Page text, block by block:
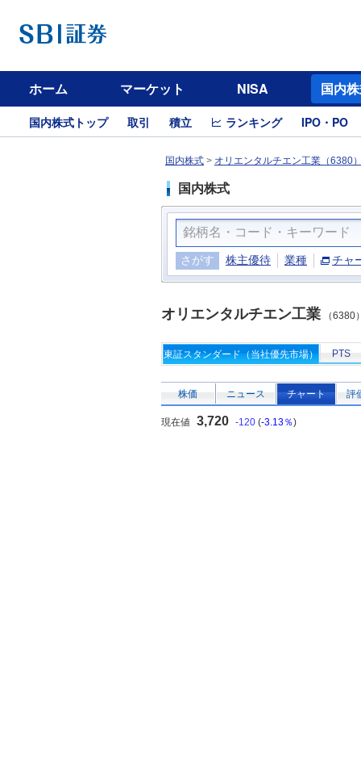
ホーム マーケット NISA 国内
国内株式トップ 取引 積立 ランキング IPO・PO
国内株式 > オリエンタルチエン工業（6380
国内株式
さがす 株主優待 業種 チャ
オリエンタルチエン工業 （6380
東証スタンダード（当社優先市場） PTS
株価 ニュース チャート 評
現在値 3,720 -120 (-3.13％)